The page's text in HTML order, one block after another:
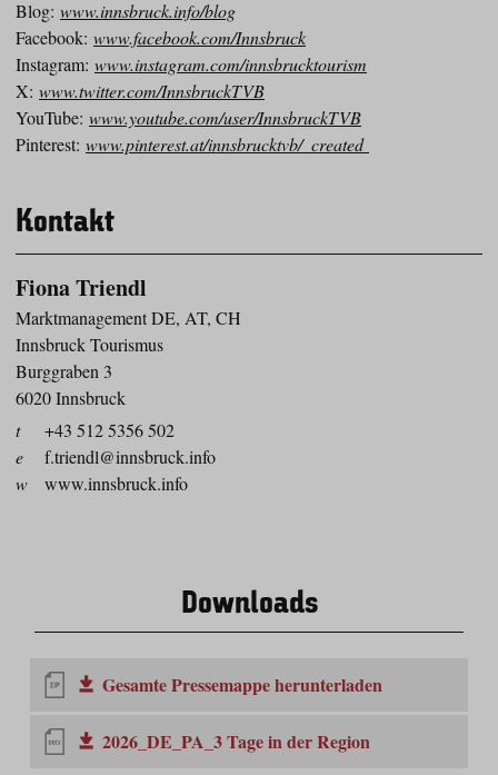
Blog: www.innsbruck.info/blog
Facebook: www.facebook.com/Innsbruck
Instagram: www.instagram.com/innsbrucktourism
X: www.twitter.com/InnsbruckTVB
YouTube: www.youtube.com/user/InnsbruckTVB
Pinterest: www.pinterest.at/innsbrucktvb/_created
Kontakt
Fiona Triendl
Marktmanagement DE, AT, CH
Innsbruck Tourismus
Burggraben 3
6020 Innsbruck
t
+43 512 5356 502
e
f.triendl@innsbruck.info
w
www.innsbruck.info
Downloads
Gesamte Pressemappe herunterladen
2026_DE_PA_3 Tage in der Region